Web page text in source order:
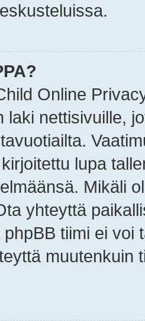
Online
laki nettisivuille,
lupa
Mikäli
yhteyttä
tiimi ei
muutenkuin